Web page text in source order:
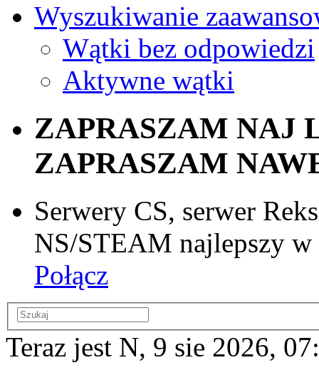
Wyszukiwanie
Wątki bez odpowiedzi
Aktywne wątki
ZAPRASZAM NAJ
ZAPRASZAM
Serwery CS, serwer
NS/STEAM najlepszy
Połącz
Teraz jest N, 9 sie 2026,